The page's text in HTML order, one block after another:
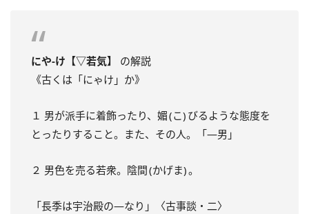
にや‐け【▽若気】
の解説
《古くは「にゃけ」か》
１ 男が派手に着飾ったり、媚 (こ) びるような態度を
とったりすること。また、その人。「―男」
２ 男色を売る若衆。陰間 (かげま) 。
「長季は宇治殿の―なり」〈古事談・二〉